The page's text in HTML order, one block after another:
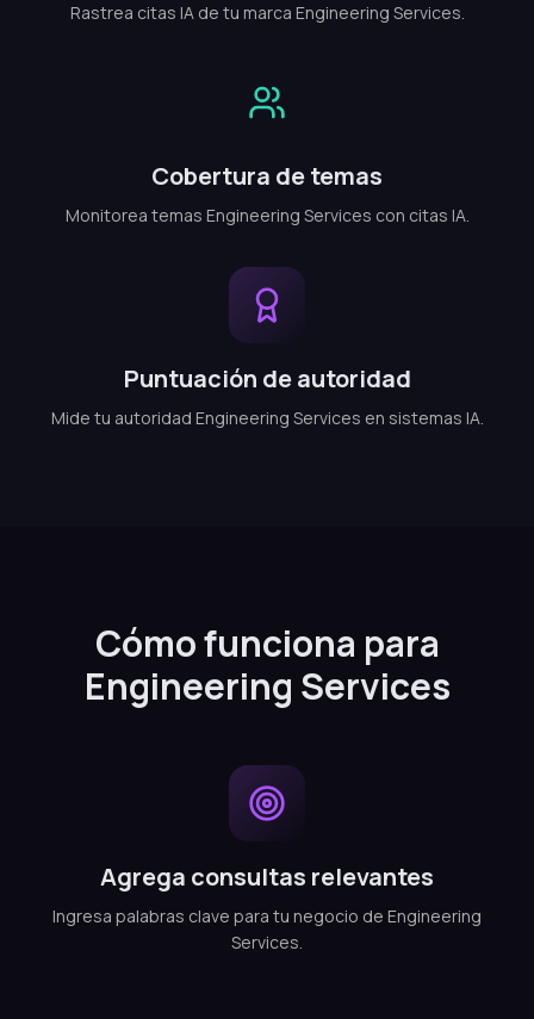
Rastrea citas IA de tu marca Engineering Services.
Cobertura de temas
Monitorea temas Engineering Services con citas IA.
Puntuación de autoridad
Mide tu autoridad Engineering Services en sistemas IA.
Cómo funciona para
Engineering Services
Agrega consultas relevantes
Ingresa palabras clave para tu negocio de Engineering
Services.